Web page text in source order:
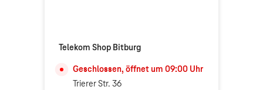
Telekom Shop Bitburg
Geschlossen, öffnet um 09:00 Uhr
Trierer Str. 36